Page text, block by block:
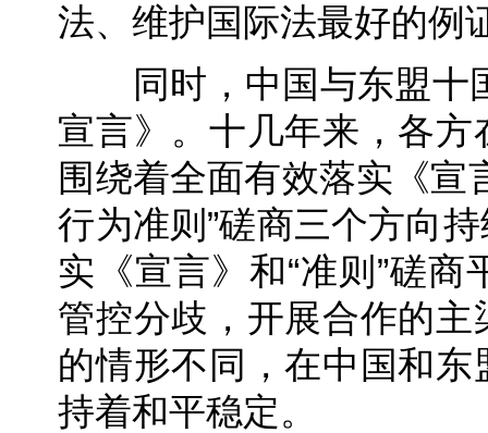
法、维护国际法最好的例
同时，中国与东盟十
宣言》。十几年来，各
围绕着全面有效落实《宣
行为准则”磋商三个方向
实《宣言》和“准则”磋
管控分歧，开展合作的
的情形不同，在中国和
持着和平稳定。